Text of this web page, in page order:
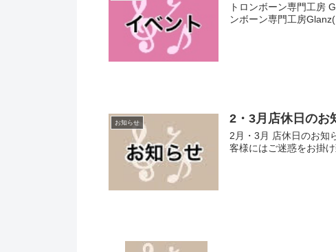
トロンボーン専門工房
ンボーン専門工房
お知らせ 2・3月店休日のお
2月・3月 店休日のお知
客様にはご迷惑をお掛